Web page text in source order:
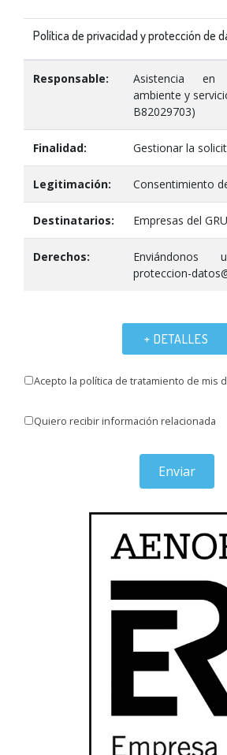
Política de privacidad y protección de
Responsable:
Asistencia en
ambiente y
B82029703)
Finalidad: Gestionar la
Legitimación: Consentimiento
Destinatarios: Empresas del
Derechos:
proteccion-
+ DETALLES
Acepto la política de tratamiento de mis
Quiero recibir información relacionada
Enviar